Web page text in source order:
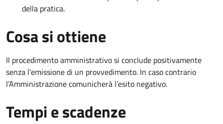
della pratica.
Cosa si ottiene
Il procedimento amministrativo si conclude positivamente
senza l’emissione di un provvedimento. In caso contrario
l’Amministrazione comunicherà l’esito negativo.
Tempi e scadenze